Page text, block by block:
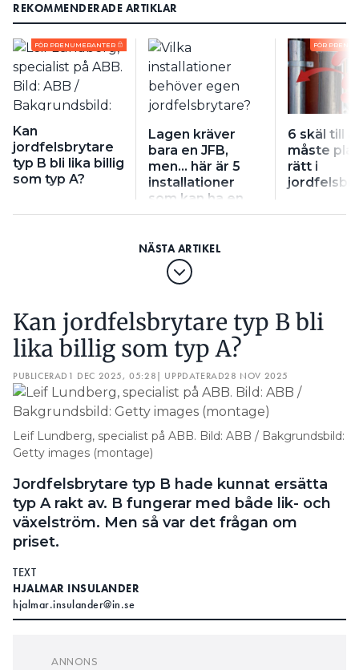
REKOMMENDERADE ARTIKLAR
FÖR PRENUMERANTER
Kan
jordfelsbrytare
typ B bli lika billig
som typ A?
Lagen kräver
bara en JFB,
men… här är 5
installationer
som kan ha en
egen
FÖR
6 skäl till
måste
rätt i
Kan jordfelsbrytare typ B bli
lika billig som typ A?
PUBLICERAD 1 DEC 2025, 05:28| UPPDATERAD28 NOV 2025
Leif Lundberg, specialist på ABB. Bild: ABB / Bakgrundsbild:
Getty images (montage)
Jordfelsbrytare typ B hade kunnat ersätta
typ A rakt av. B fungerar med både lik- och
växelström. Men så var det frågan om
priset.
TEXT
HJALMAR INSULANDER
hjalmar.insulander@in.se
MÖT A, B, B+ OCH F – VI PRATAR OM JORDFELSBRYTARE